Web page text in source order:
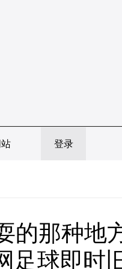
登录
的那种地
足球即时